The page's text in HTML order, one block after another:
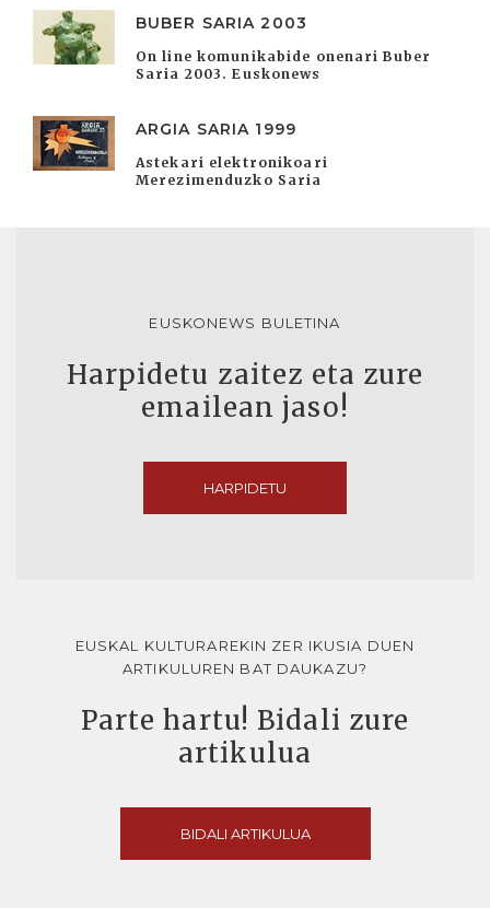
BUBER SARIA 2003
On line komunikabide onenari Buber
Saria 2003. Euskonews
ARGIA SARIA 1999
Astekari elektronikoari
Merezimenduzko Saria
EUSKONEWS BULETINA
Harpidetu zaitez eta zure
emailean jaso!
HARPIDETU
EUSKAL KULTURAREKIN ZER IKUSIA DUEN
ARTIKULUREN BAT DAUKAZU?
Parte hartu! Bidali zure
artikulua
BIDALI ARTIKULUA